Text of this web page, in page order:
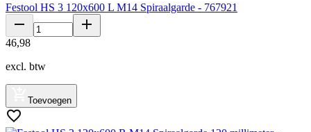
Festool HS 3 120x600 L M14 Spiraalgarde - 767921
46,98
excl. btw
Toevoegen